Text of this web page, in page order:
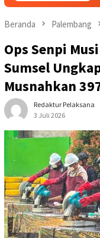
Beranda Palembang
Ops Senpi
Sumsel
Musnahkan
Redaktur Pelaksana
3 Juli 2026